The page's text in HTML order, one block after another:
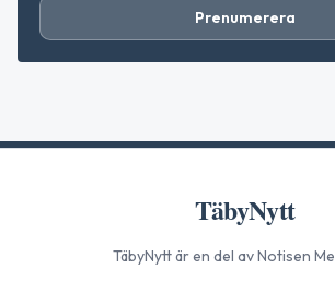
Prenumerera
TäbyNytt
TäbyNyttär en del av Notisen